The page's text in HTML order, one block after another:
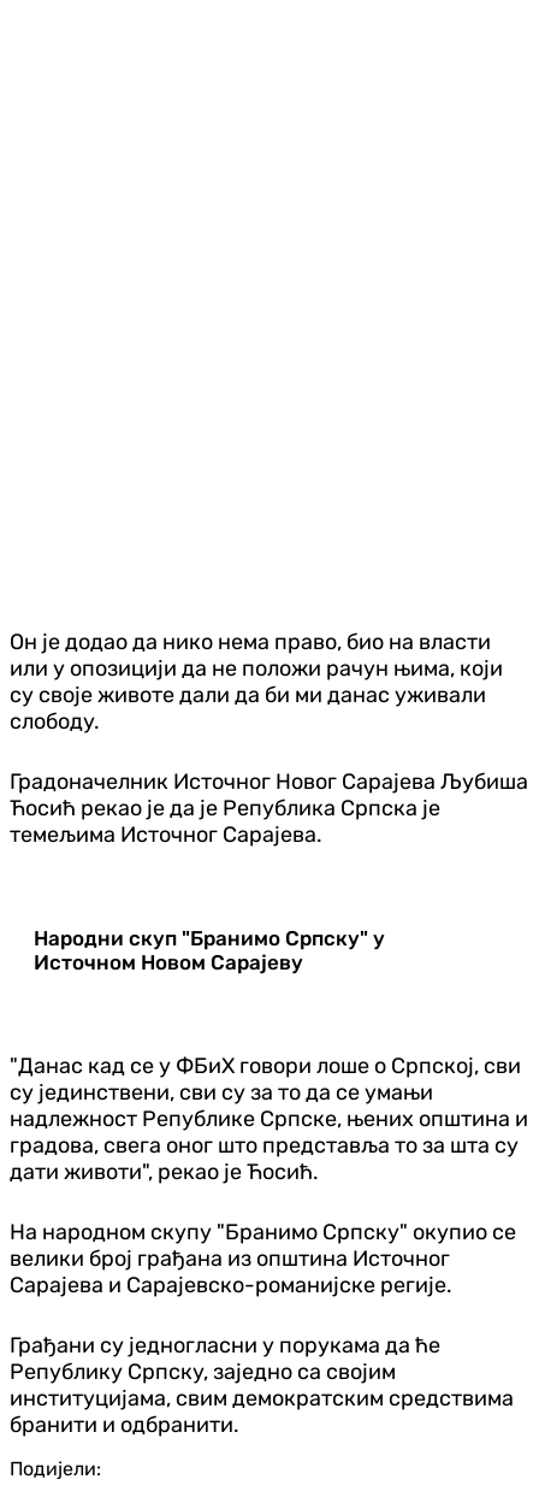
Он је додао да нико нема право, био на власти
или у опозицији да не положи рачун њима, који
су своје животе дали да би ми данас уживали
слободу.
Градоначелник Источног Новог Сарајева Љубиша
Ћосић рекао је да је Република Српска је
темељима Источног Сарајева.
Народни скуп "Бранимо Српску" у
Источном Новом Сарајеву
"Данас кад се у ФБиХ говори лоше о Српској, сви
су јединствени, сви су за то да се умањи
надлежност Републике Српске, њених општина и
градова, свега оног што представља то за шта су
дати животи", рекао је Ћосић.
На народном скупу "Бранимо Српску" окупио се
велики број грађана из општина Источног
Сарајева и Сарајевско-романијске регије.
Грађани су једногласни у порукама да ће
Републику Српску, заједно са својим
институцијама, свим демократским средствима
бранити и одбранити.
Подијели: